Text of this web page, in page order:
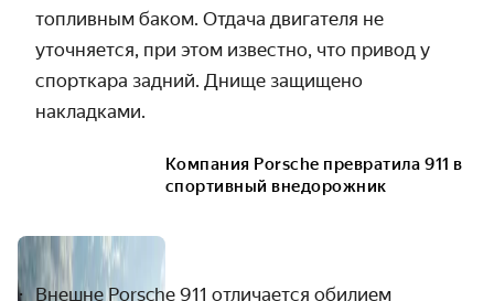
топливным баком. Отдача двигателя не
уточняется, при этом известно, что привод у
спорткара задний. Днище защищено
накладками.
Компания Porsche превратила 911 в
спортивный внедорожник
Внешне Porsche 911 отличается обилием